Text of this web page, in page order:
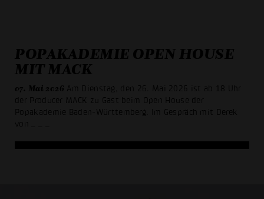
POPAKADEMIE OPEN HOUSE
MIT MACK
07. Mai 2026 Am Dienstag, den 26. Mai 2026 ist ab 18 Uhr
der Producer MACK zu Gast beim Open House der
Popakademie Baden-Württemberg. Im Gespräch mit Derek
von